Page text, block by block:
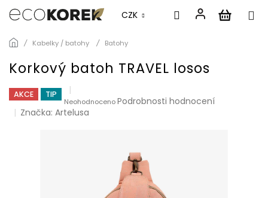
Přejít
obsah
CZK
Kabelky / batohy Batohy
Korkový batoh TRAVEL losos
AKCE TIP
Průměrné
hodnocení
NeohodnocenoPodrobnosti hodnocení
Značka:Artelusa